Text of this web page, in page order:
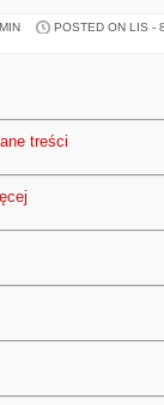
POSTED ON LIS -
treści